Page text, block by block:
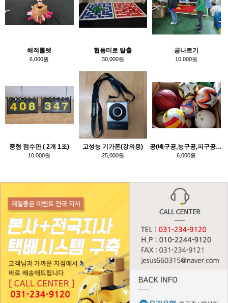
해적룰렛
6,000원
협동미로 탈출
30,000원
공나르기
10,000원
중형 점수판 ( 2개 1조)
10,000원
고성능 기가폰(강의용)
25,000원
공(배구공,농구공,피구공,족구공,축구공)
6,000원